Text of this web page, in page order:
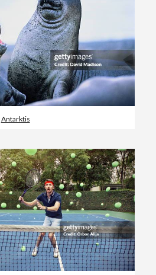
Antarktis